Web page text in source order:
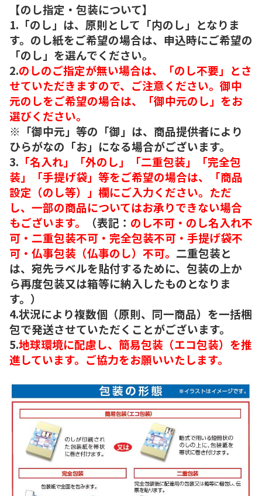
【のし指定・包装について】
1.「のし」は、原則として「内のし」となりま
す。のし紙をご希望の場合は、申込時にご希望の
「のし」を選んでください。
2.のしのご指定が無い場合は、「のし不要」とさ
せていただきますので、ご注意ください。御中
元のしをご希望の場合は、「御中元のし」をお
選びください。
※「御中元」等の「御」は、商品提供者により
ひらがなの「お」になる場合がございます。
3. 「名入れ」「外のし」「二重包装」「完全包
装」「手提げ袋」等をご希望の場合は、「商品
設定（のし等）」欄にご入力ください。ただ
し、一部の商品についてはお承りできない場合
もございます。
（表記： のし不可・のし名入れ不
可・二重包装不可・完全包装不可・手提げ袋不
可・仏事包装（仏事のし）不可。 二重包装と
は、宛先ラベルを貼付するために、包装の上か
ら再度包装又は箱等に納入したものとなりま
す。）
4.状況により複数個（原則、同一商品）を一括梱
包で発送させていただくことがございます。
5.地球環境に配慮し、簡易包装（エコ包装）を推
進しています。ご協力をお願いいたします。